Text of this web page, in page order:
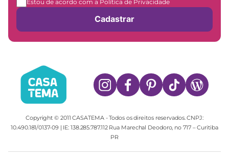
Estou de acordo com a Política de Privacidade
Cadastrar
Copyright © 2011 CASATEMA - Todos os direitos reservados. CNPJ:
10.490.181/0137-09 | IE: 138.285.787.112 Rua Marechal Deodoro, no 717 – Curitiba
PR